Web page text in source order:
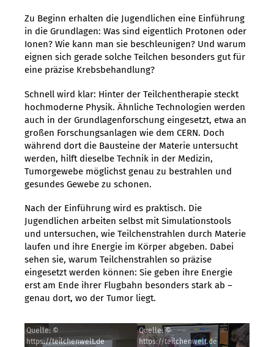
Zu Beginn erhalten die Jugendlichen eine Einführung
in die Grundlagen: Was sind eigentlich Protonen oder
Ionen? Wie kann man sie beschleunigen? Und warum
eignen sich gerade solche Teilchen besonders gut für
eine präzise Krebsbehandlung?
Schnell wird klar: Hinter der Teilchentherapie steckt
hochmoderne Physik. Ähnliche Technologien werden
auch in der Grundlagenforschung eingesetzt, etwa an
großen Forschungsanlagen wie dem CERN. Doch
während dort die Bausteine der Materie untersucht
werden, hilft dieselbe Technik in der Medizin,
Tumorgewebe möglichst genau zu bestrahlen und
gesundes Gewebe zu schonen.
Nach der Einführung wird es praktisch. Die
Jugendlichen arbeiten selbst mit Simulationstools
und untersuchen, wie Teilchenstrahlen durch Materie
laufen und ihre Energie im Körper abgeben. Dabei
sehen sie, warum Teilchenstrahlen so präzise
eingesetzt werden können: Sie geben ihre Energie
erst am Ende ihrer Flugbahn besonders stark ab –
genau dort, wo der Tumor liegt.
Quelle: ©
https://teilchenwelt.de
Quelle: ©
https://teilchenwelt.de